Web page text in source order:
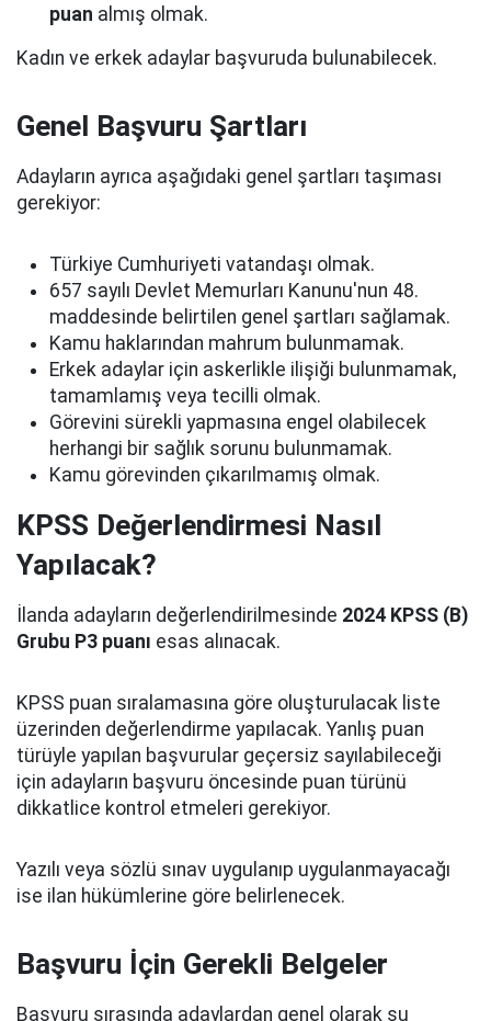
puan almış olmak.
Kadın ve erkek adaylar başvuruda bulunabilecek.
Genel Başvuru Şartları
Adayların ayrıca aşağıdaki genel şartları taşıması
gerekiyor:
Türkiye Cumhuriyeti vatandaşı olmak.
657 sayılı Devlet Memurları Kanunu'nun 48.
maddesinde belirtilen genel şartları sağlamak.
Kamu haklarından mahrum bulunmamak.
Erkek adaylar için askerlikle ilişiği bulunmamak,
tamamlamış veya tecilli olmak.
Görevini sürekli yapmasına engel olabilecek
herhangi bir sağlık sorunu bulunmamak.
Kamu görevinden çıkarılmamış olmak.
KPSS Değerlendirmesi Nasıl
Yapılacak?
İlanda adayların değerlendirilmesinde 2024 KPSS (B)
Grubu P3 puanı esas alınacak.
KPSS puan sıralamasına göre oluşturulacak liste
üzerinden değerlendirme yapılacak. Yanlış puan
türüyle yapılan başvurular geçersiz sayılabileceği
için adayların başvuru öncesinde puan türünü
dikkatlice kontrol etmeleri gerekiyor.
Yazılı veya sözlü sınav uygulanıp uygulanmayacağı
ise ilan hükümlerine göre belirlenecek.
Başvuru İçin Gerekli Belgeler
Başvuru sırasında adaylardan genel olarak şu